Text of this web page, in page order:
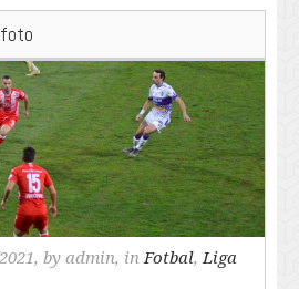
foto
by admin, inFotbal,Liga